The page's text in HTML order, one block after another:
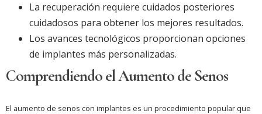
La recuperación requiere cuidados posteriores
cuidadosos para obtener los mejores resultados.
Los avances tecnológicos proporcionan opciones
de implantes más personalizadas.
Comprendiendo el Aumento de Senos
El aumento de senos con implantes es un procedimiento popular que